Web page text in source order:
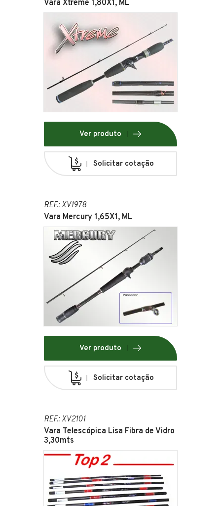
Vara Xtreme 1,80X1, ML
Ver produto
Solicitar cotação
REF.: XV1978
Vara Mercury 1,65X1, ML
Ver produto
Solicitar cotação
REF.: XV2101
Vara Telescópica Lisa Fibra de Vidro
3,30mts